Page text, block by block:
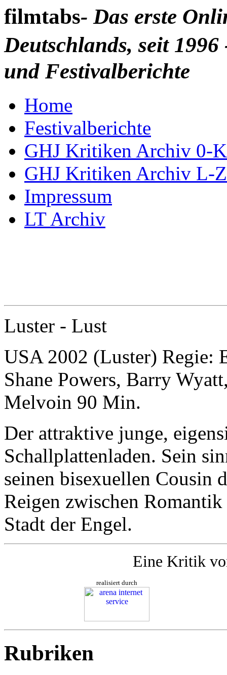
filmtabs- Das erste
Deutschlands, seit
und Festivalberichte
Home
Festivalberichte
GHJ Kritiken Archiv 0-K
GHJ Kritiken Archiv L-Z
Impressum
LT Archiv
Luster - Lust
USA 2002 (Luster) Regie:
Shane Powers, Barry
Melvoin 90 Min.
Der attraktive junge,
Schallplattenladen. Sein
seinen bisexuellen Cousin
Reigen zwischen
Stadt der Engel.
Eine Kritik
realisiert durch
Rubriken